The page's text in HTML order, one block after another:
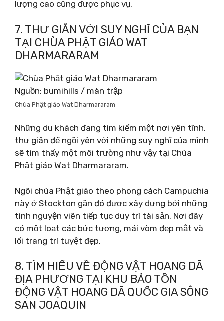
lượng cao cũng được phục vụ.
7. THƯ GIÃN VỚI SUY NGHĨ CỦA BẠN
TẠI CHÙA PHẬT GIÁO WAT
DHARMARARAM
Nguồn: bumihills / màn trập
Chùa Phật giáo Wat Dharmararam
Những du khách đang tìm kiếm một nơi yên tĩnh,
thư giãn để ngồi yên với những suy nghĩ của mình
sẽ tìm thấy một môi trường như vậy tại Chùa
Phật giáo Wat Dharmararam.
Ngôi chùa Phật giáo theo phong cách Campuchia
này ở Stockton gần đó được xây dựng bởi những
tình nguyện viên tiếp tục duy trì tài sản. Nơi đây
có một loạt các bức tượng, mái vòm đẹp mắt và
lối trang trí tuyệt đẹp.
8. TÌM HIỂU VỀ ĐỘNG VẬT HOANG DÃ
ĐỊA PHƯƠNG TẠI KHU BẢO TỒN
ĐỘNG VẬT HOANG DÃ QUỐC GIA SÔNG
SAN JOAQUIN